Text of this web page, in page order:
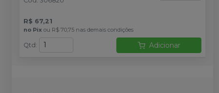
R$ 67,21
no Pix ou R$ 70,75 nas demais condições
Qtd : Adicionar